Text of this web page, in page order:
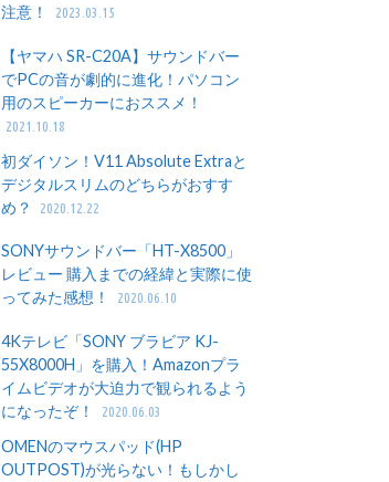
注意！
2023.03.15
【ヤマハ SR-C20A】サウンドバー
でPCの音が劇的に進化！パソコン
用のスピーカーにおススメ！
2021.10.18
初ダイソン！V11 Absolute Extraと
デジタルスリムのどちらがおすす
め？
2020.12.22
SONYサウンドバー「HT-X8500」
レビュー 購入までの経緯と実際に使
ってみた感想！
2020.06.10
4Kテレビ「SONY ブラビア KJ-
55X8000H」を購入！Amazonプラ
イムビデオが大迫力で観られるよう
になったぞ！
2020.06.03
OMENのマウスパッド(HP
OUTPOST)が光らない！もしかし